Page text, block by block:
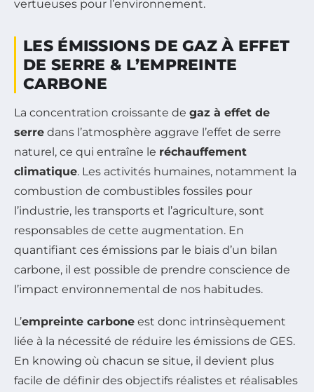
vertueuses pour l’environnement.
LES ÉMISSIONS DE GAZ À EFFET
DE SERRE & L’EMPREINTE
CARBONE
La concentration croissante de gaz à effet de
serre dans l’atmosphère aggrave l’effet de serre
naturel, ce qui entraîne le réchauffement
climatique. Les activités humaines, notamment la
combustion de combustibles fossiles pour
l’industrie, les transports et l’agriculture, sont
responsables de cette augmentation. En
quantifiant ces émissions par le biais d’un bilan
carbone, il est possible de prendre conscience de
l’impact environnemental de nos habitudes.
L’empreinte carbone est donc intrinsèquement
liée à la nécessité de réduire les émissions de GES.
En knowing où chacun se situe, il devient plus
facile de définir des objectifs réalistes et réalisables